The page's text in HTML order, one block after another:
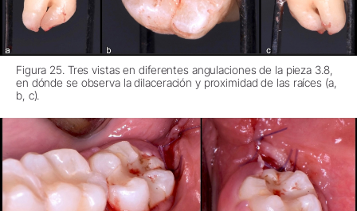
Figura 25. Tres vistas en diferentes angulaciones de la pieza 3.8,
en dónde se observa la dilaceración y proximidad de las raíces (a,
b, c).